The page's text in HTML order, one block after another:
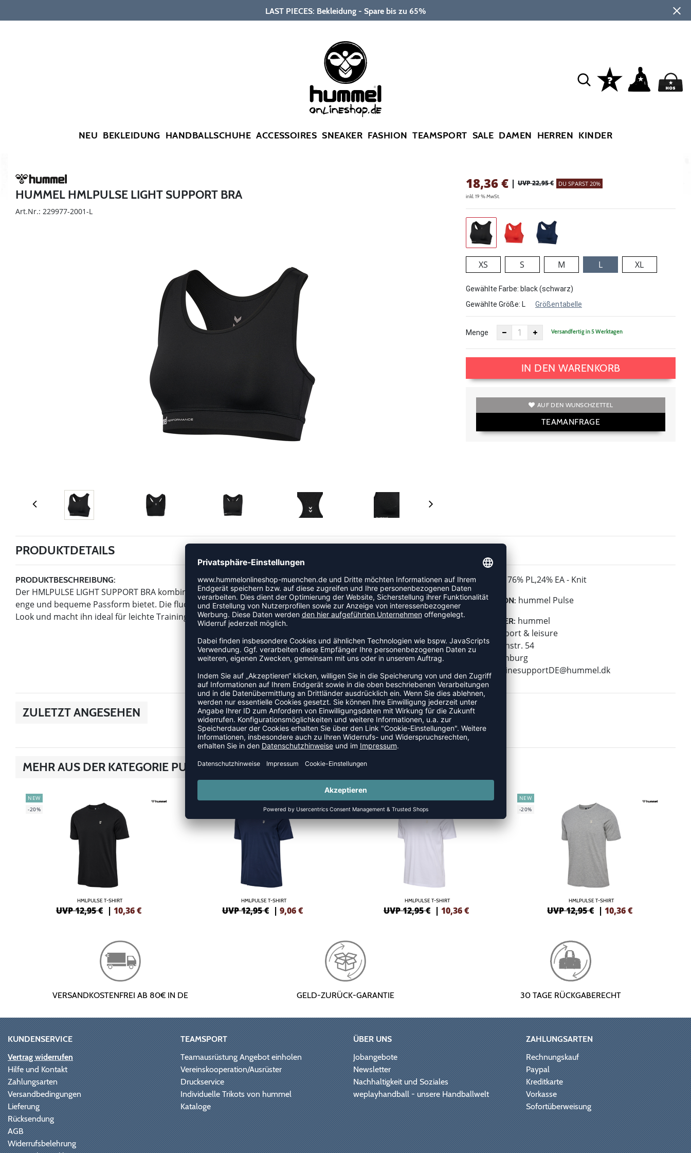
LAST PIECES: Bekleidung - Spare bis zu 65%
NEU BEKLEIDUNG HANDBALLSCHUHE ACCESSOIRES SNEAKER FASHION TEAMSPORT SALE DAMEN HERREN KINDER
HUMMEL HMLPULSE LIGHT SUPPORT BRA
Art.Nr.: 229977-2001-L
18,36€ | UVP 22,95 € DU SPARST 20%
inkl. 19 % MwSt.
XS S M L XL
Gewählte Farbe: black (schwarz)
Gewählte Größe: L Größentabelle
Menge Versandfertig in 5 Werktagen
IN DEN WARENKORB
AUF DEN WUNSCHZETTEL
TEAMANFRAGE
PRODUKTDETAILS
PRODUKTBESCHREIBUNG:
Der HMLPULSE LIGHT SUPPORT BRA kombiniert Flexibilität und Unterstützung mit Interlock-Material, das eine
enge und bequeme Passform bietet. Die fluorfreie, wasserbasierte Drucktechnologie sorgt für einen modernen
Look und macht ihn ideal für leichte Trainingseinheiten.
MATERIAL: 76% PL,24% EA - Knit
KOLLEKTION: hummel Pulse
HERSTELLER: hummel
hummel sport & leisure
Leverkusenstr. 54
22761 Hamburg
E-Mail:
onlinesupportDE@hummel.dk
ZULETZT ANGESEHEN
MEHR AUS DER KATEGORIE PULSE
NEW
-20%
HMLPULSE T-SHIRT
UVP 12,95 € | 10,36€
SALE
HMLPULSE T-SHIRT
UVP 12,95 € | 9,06€
-20%
HMLPULSE T-SHIRT
UVP 12,95 € | 10,36€
NEW
-20%
HMLPULSE T-SHIRT
UVP 12,95 € |10,36€
VERSANDKOSTENFREI AB 80€ IN DE GELD-ZURÜCK-GARANTIE 30 TAGE RÜCKGABERECHT
KUNDENSERVICE
Vertrag widerrufen
Hilfe und Kontakt
Zahlungsarten
Versandbedingungen
Lieferung
Rücksendung
AGB
Widerrufsbelehrung
TEAMSPORT
Teamausrüstung Angebot einholen
Vereinskooperation/Ausrüster
Druckservice
Individuelle Trikots von hummel
Kataloge
ÜBER UNS
Jobangebote
Newsletter
Nachhaltigkeit und Soziales
weplayhandball - unsere Handballwelt
ZAHLUNGSARTEN
Rechnungskauf
Paypal
Kreditkarte
Vorkasse
Sofortüberweisung